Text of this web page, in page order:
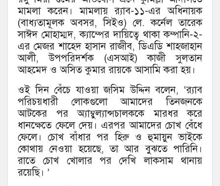
মামলা করেন। মামলায় র‌্যাব-১১-এর অধিনায়ক
(বাধ্যতামূলক অবসর, সিইও) লে. কর্নেল তারেক
সাঈদ মোহাম্মদ, ক্যাম্পের দায়িত্বে থাকা কম্পানি-২-
এর মেজর শাহেদ হাসান রাজীব, ডিএডি শাহজাহান
আলী, উপপরিদর্শক (এসআই) কাজী সুলতান
আহমেদ ও অসিত কুমার রায়কে আসামি করা হয়।
ওই দিন বেঁচে যাওয়া জসিম উদ্দিন বলেন, ‘র‌্যাব
পরিচয়ধারী লোকগুলো আমাদের তিনজনকে
আটকের পর অ্যাম্বুল্যান্সচালককে মারধর করে
ধানক্ষেতে ফেলে দেয়। এরপর আমাদের চোখ বেঁধে
ফেলে। চোখ বাঁধার পর হিরু ও হুমায়ুন ভাইকে
কোথায় নেওয়া হয়েছে, তা আর বুঝতে পারিনি।
রাতে চোখ খোলার পর দেখি লাকসাম থানায়
রয়েছি। ’